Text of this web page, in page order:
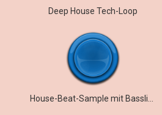
Deep House Tech-Loop